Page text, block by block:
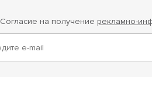
Согласие на получение рекламно-